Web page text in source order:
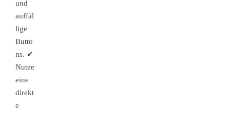
und
auffäl
lige
Butto
ns. ✔
Nutze
eine
direkt
e